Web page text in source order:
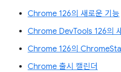
Chrome 126의 새로운 기능
Chrome DevTools 126의
Chrome 126의
Chrome 출시 캘린더